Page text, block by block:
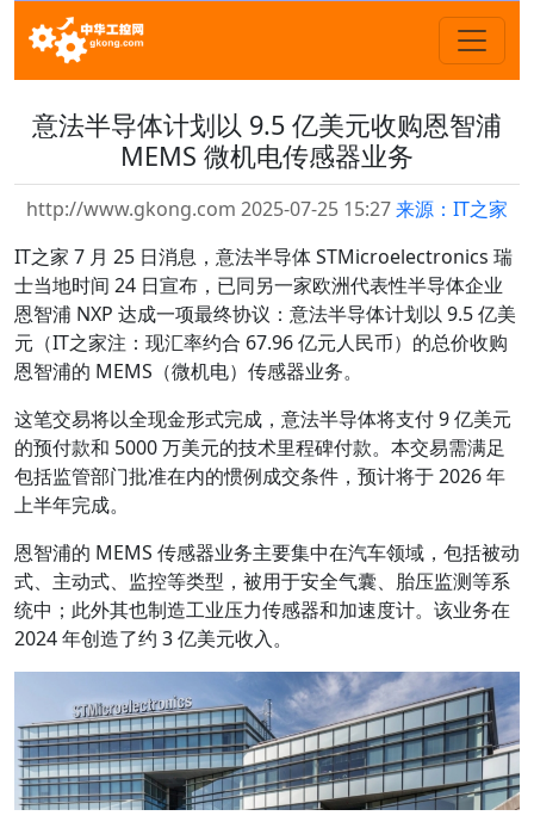
意法半导体计划以 9.5 亿美元收购恩智浦
MEMS 微机电传感器业务
http://www.gkong.com 2025-07-25 15:27来源：IT之家
IT之家 7 月 25 日消息，意法半导体 STMicroelectronics 瑞
士当地时间 24 日宣布，已同另一家欧洲代表性半导体企业
恩智浦 NXP 达成一项最终协议：意法半导体计划以 9.5 亿美
元（IT之家注：现汇率约合 67.96 亿元人民币）的总价收购
恩智浦的 MEMS（微机电）传感器业务。
这笔交易将以全现金形式完成，意法半导体将支付 9 亿美元
的预付款和 5000 万美元的技术里程碑付款。本交易需满足
包括监管部门批准在内的惯例成交条件，预计将于 2026 年
上半年完成。
恩智浦的 MEMS 传感器业务主要集中在汽车领域，包括被动
式、主动式、监控等类型，被用于安全气囊、胎压监测等系
统中；此外其也制造工业压力传感器和加速度计。该业务在
2024 年创造了约 3 亿美元收入。